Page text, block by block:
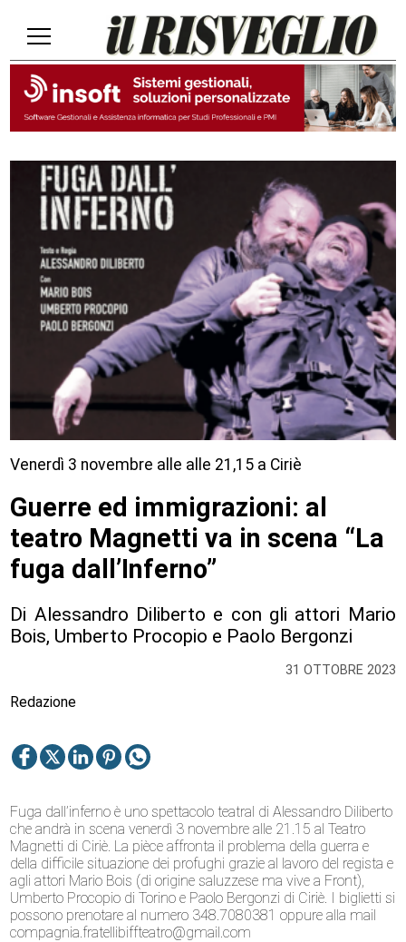
31 OTTOBRE 2023
Venerdì 3 novembre alle alle 21,15 a Ciriè
Guerre ed immigrazioni: al
teatro Magnetti va in scena “La
fuga dall’Inferno”
Di Alessandro Diliberto e con gli attori Mario
Bois, Umberto Procopio e Paolo Bergonzi
Redazione
Fuga dall’inferno è uno spettacolo teatral di Alessandro Diliberto
che andrà in scena venerdì 3 novembre alle 21.15 al Teatro
Magnetti di Ciriè. La pièce affronta il problema della guerra e
della difficile situazione dei profughi grazie al lavoro del regista e
agli attori Mario Bois (di origine saluzzese ma vive a Front),
Umberto Procopio di Torino e Paolo Bergonzi di Ciriè. I biglietti si
possono prenotare al numero 348.7080381 oppure alla mail
compagnia.fratellibiffteatro@gmail.com